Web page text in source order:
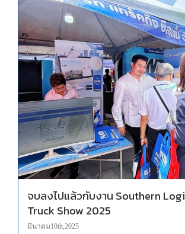
จบลงไปแล้วกับงาน Southern
Truck Show 2025
มีนาคม 10th, 2025